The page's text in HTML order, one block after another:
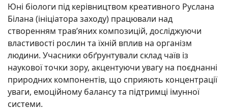
Юні біологи під керівництвом креативного Руслана
Білана (ініціатора заходу) працювали над
створенням трав’яних композицій, досліджуючи
властивості рослин та їхній вплив на організм
людини. Учасники обґрунтували склад чаїв із
наукової точки зору, акцентуючи увагу на поєднанні
природних компонентів, що сприяють концентрації
уваги, емоційному балансу та підтримці імунної
системи.